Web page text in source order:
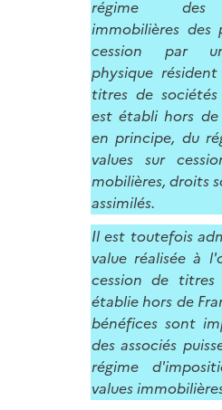
régime des
immobilières des
cession par
physique
titres de
est établi hors de
en principe, du
values sur
mobilières, droits
assimilés.
Il est toutefois
value réalisée à
cession de
établie hors de
bénéfices sont
des associés
régime
values